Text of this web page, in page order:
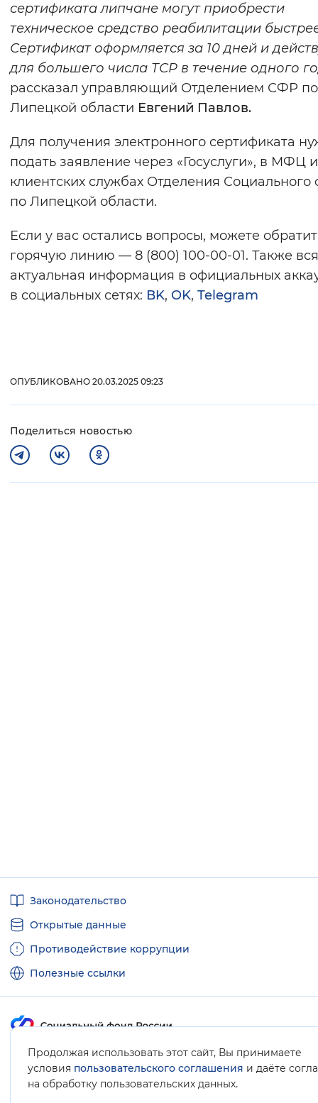
сертификата липчане могут приобрести
техническое средство реабилитации
Сертификат оформляется за 10 дней и
для большего числа ТСР в течение одного
рассказал управляющий Отделением СФР по
Липецкой области Евгений Павлов.
Для получения электронного сертификата
подать заявление через «Госуслуги», в МФЦ
клиентских службах Отделения Социального
по Липецкой области.
Если у вас остались вопросы, можете
горячую линию — 8 (800) 100-00-01. Также вся
актуальная информация в официальных
в социальных сетях: ВK, OK, Telegram
ОПУБЛИКОВАНО 20.03.2025 09:23
Поделиться новостью
Продолжая использовать этот сайт, Вы принимаете
условия пользовательского соглашения и даёте
на обработку пользовательских данных.
ссылкиЗаконодательство
Открытые данные
Противодействие коррупции
Полезные ссылки
Карта сайта